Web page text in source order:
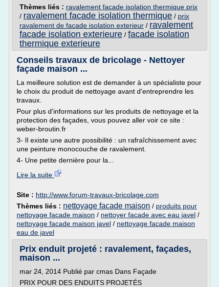
Thèmes liés : ravalement facade isolation thermique prix
/ ravalement facade isolation thermique / prix
ravalement de facade isolation exterieur / ravalement
facade isolation exterieure / facade isolation
thermique exterieure
Conseils travaux de bricolage - Nettoyer
façade maison ...
La meilleure solution est de demander à un spécialiste pour
le choix du produit de nettoyage avant d'entreprendre les
travaux.
Pour plus d'informations sur les produits de nettoyage et la
protection des façades, vous pouvez aller voir ce site :
weber-broutin.fr
3- Il existe une autre possibilité : un rafraîchissement avec
une peinture monocouche de ravalement.
4- Une petite dernière pour la...
Lire la suite
Site : http://www.forum-travaux-bricolage.com
Thèmes liés : nettoyage facade maison / produits pour
nettoyage facade maison / nettoyer facade avec eau javel /
nettoyage facade maison javel / nettoyage facade maison
eau de javel
Prix enduit projeté : ravalement, façades,
maison ...
mar 24, 2014 Publié par cmas Dans Façade
PRIX POUR DES ENDUITS PROJETÉS